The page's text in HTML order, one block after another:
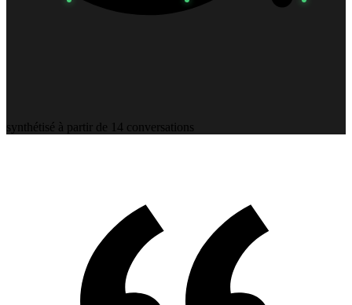
synthétisé à partir de 14 conversations